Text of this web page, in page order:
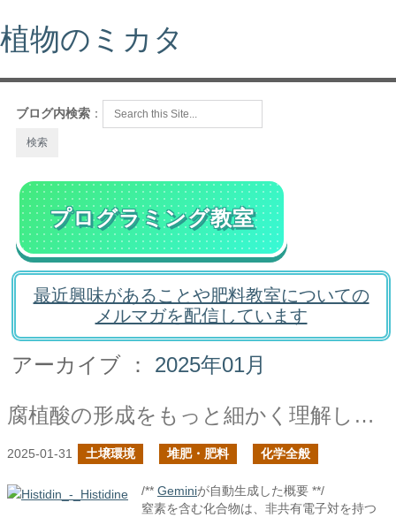
植物のミカタ
ブログ内検索 ：
プログラミング教室
最近興味があることや肥料教室についての
メルマガを配信しています
アーカイブ ： 2025年01月
腐植酸の形成をもっと細かく理解したい３
2025-01-31 土壌環境 堆肥・肥料 化学全般
/** Geminiが自動生成した概要 **/
窒素を含む化合物は、非共有電子対を持つ